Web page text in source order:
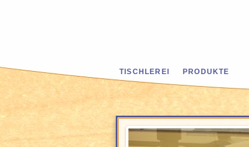
TISCHLEREI PRODUKTE